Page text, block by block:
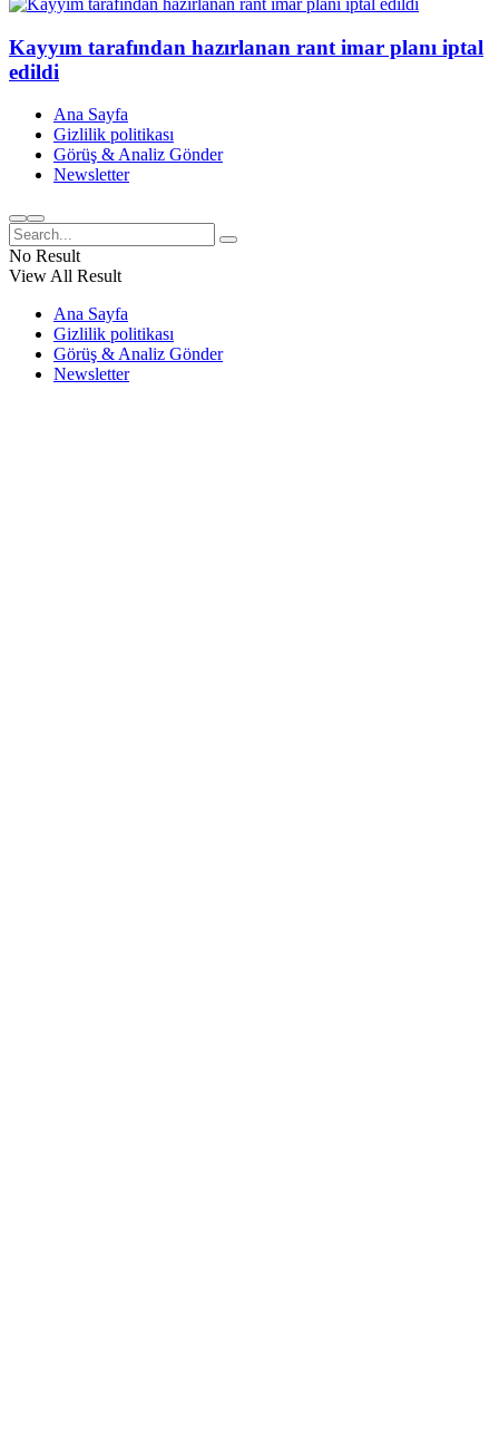
Kayyım tarafından hazırlanan rant imar planı iptal
edildi
Ana Sayfa
Gizlilik politikası
Görüş & Analiz Gönder
Newsletter
No Result
View All Result
Ana Sayfa
Gizlilik politikası
Görüş & Analiz Gönder
Newsletter